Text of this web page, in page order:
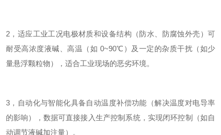
2，适应工业工况电极材质和设备结构（防水、防腐蚀外壳）可
耐受高浓度液碱、高温（如 0~90℃）及一定的杂质干扰（如少
量悬浮颗粒物），适合工业现场的恶劣环境。
3，自动化与智能化具备自动温度补偿功能（解决温度对电导率
的影响），数据可直接接入生产控制系统，实现闭环控制（如自
动调节液碱加注量）。